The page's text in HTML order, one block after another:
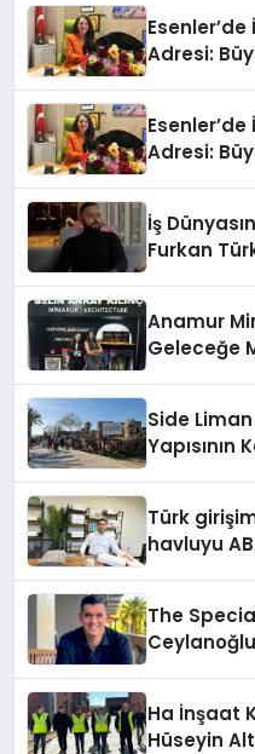
Adresi:
Adresi:
İş
Furkan
Anamur
Geleceğe
Side
Yapısının
Türk
havluyu
The
Ha İnşaat
Hüseyin